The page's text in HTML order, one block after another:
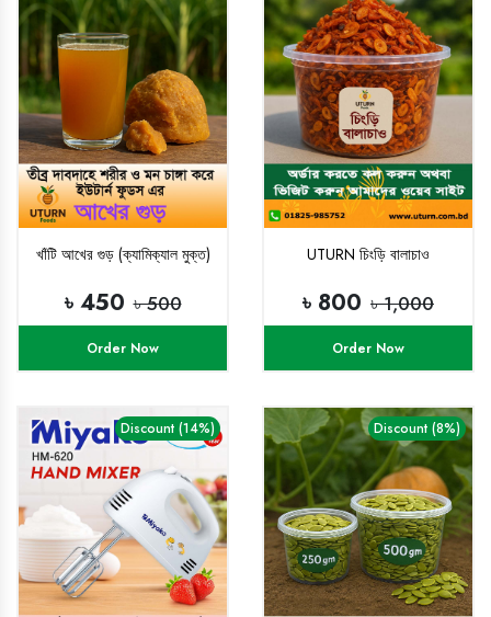
খাঁটি আখের গুড় (ক্যামিক্যাল মুক্ত)
৳ 450 ৳ 500
Order Now
UTURN চিংড়ি বালাচাও
৳ 800 ৳ 1,000
Order Now
Discount (14%) Discount (8%)